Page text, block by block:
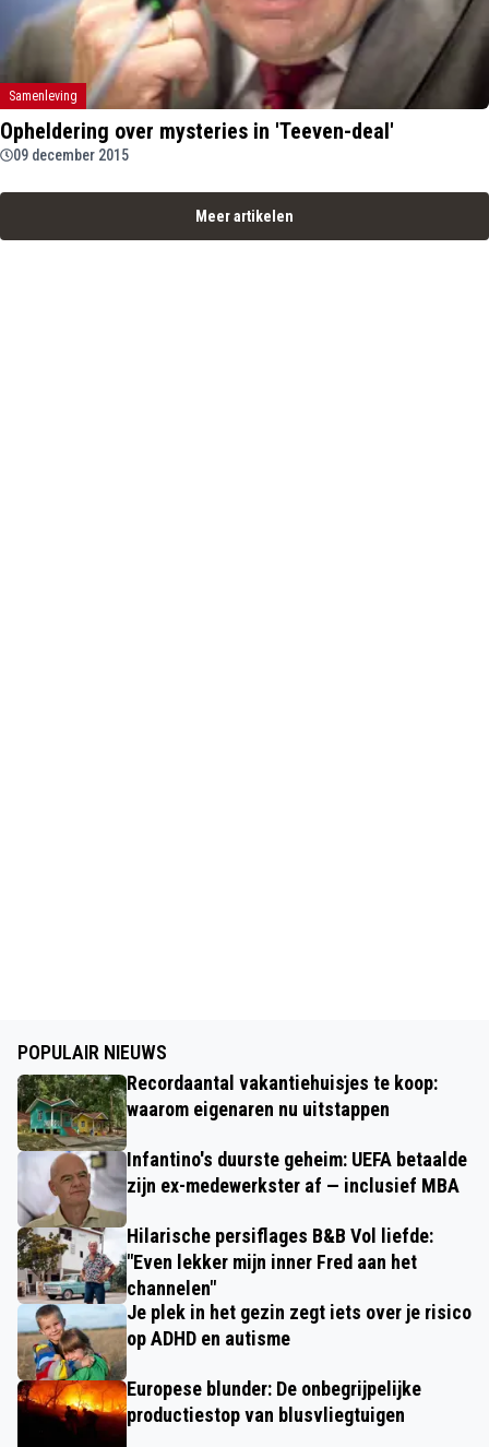
Samenleving
Opheldering over mysteries in 'Teeven-deal'
09 december 2015
Meer artikelen
POPULAIR NIEUWS
Recordaantal vakantiehuisjes te koop:
waarom eigenaren nu uitstappen
Infantino's duurste geheim: UEFA betaalde
zijn ex-medewerkster af — inclusief MBA
Hilarische persiflages B&B Vol liefde:
"Even lekker mijn inner Fred aan het
channelen"
Je plek in het gezin zegt iets over je risico
op ADHD en autisme
Europese blunder: De onbegrijpelijke
productiestop van blusvliegtuigen